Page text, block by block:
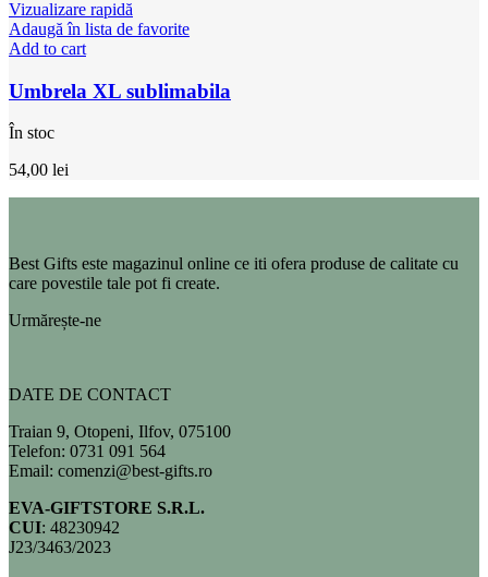
Vizualizare rapidă
Adaugă în lista de favorite
Add to cart
Umbrela XL sublimabila
În stoc
54,00 lei
Best Gifts este magazinul online ce iti ofera produse de calitate cu
care povestile tale pot fi create.
Urmărește-ne
DATE DE CONTACT
Traian 9, Otopeni, Ilfov, 075100
Telefon: 0731 091 564
Email: comenzi@best-gifts.ro
EVA-GIFTSTORE S.R.L.
CUI: 48230942
J23/3463/2023